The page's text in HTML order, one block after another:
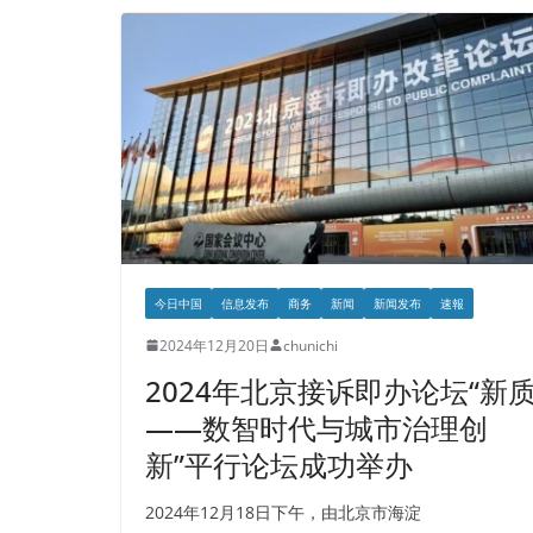
今日中国 信息发布 商务 新闻 新闻发布 速報
2024年12月20日 chunichi
2024年北京接诉即办论坛“新
——数智时代与城市治理创
新”平行论坛成功举办
2024年12月18日下午，由北京市海淀